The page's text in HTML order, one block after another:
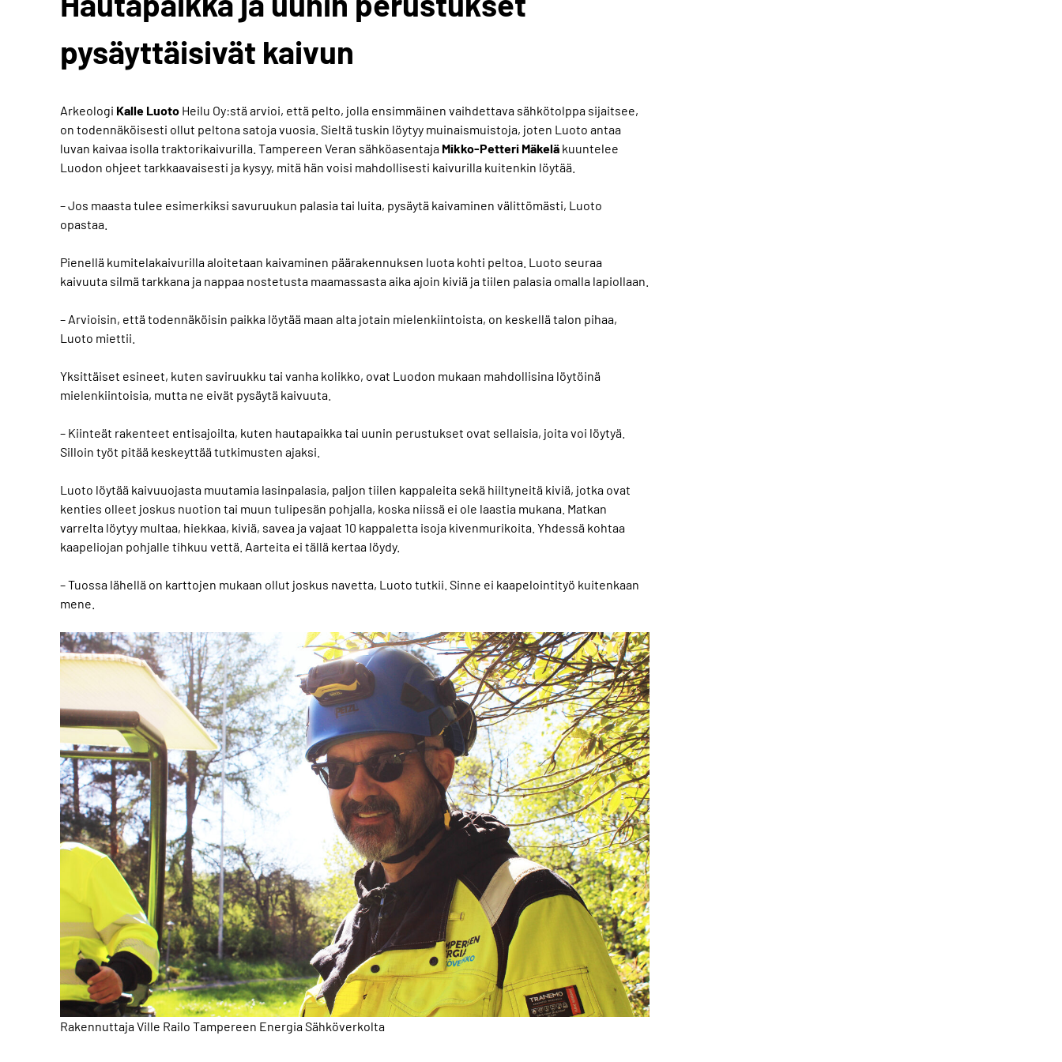
pysäyttäisivät kaivun
Arkeologi Kalle Luoto Heilu Oy:stä arvioi, että pelto, jolla ensimmäinen vaihdettava sähkötolppa sijaitsee,
on todennäköisesti ollut peltona satoja vuosia. Sieltä tuskin löytyy muinaismuistoja, joten Luoto antaa
luvan kaivaa isolla traktorikaivurilla. Tampereen Veran sähköasentaja Mikko-Petteri Mäkelä kuuntelee
Luodon ohjeet tarkkaavaisesti ja kysyy, mitä hän voisi mahdollisesti kaivurilla kuitenkin löytää.
– Jos maasta tulee esimerkiksi savuruukun palasia tai luita, pysäytä kaivaminen välittömästi, Luoto
opastaa.
Pienellä kumitelakaivurilla aloitetaan kaivaminen päärakennuksen luota kohti peltoa. Luoto seuraa
kaivuuta silmä tarkkana ja nappaa nostetusta maamassasta aika ajoin kiviä ja tiilen palasia omalla lapiollaan.
– Arvioisin, että todennäköisin paikka löytää maan alta jotain mielenkiintoista, on keskellä talon pihaa,
Luoto miettii.
Yksittäiset esineet, kuten saviruukku tai vanha kolikko, ovat Luodon mukaan mahdollisina löytöinä
mielenkiintoisia, mutta ne eivät pysäytä kaivuuta.
– Kiinteät rakenteet entisajoilta, kuten hautapaikka tai uunin perustukset ovat sellaisia, joita voi löytyä.
Silloin työt pitää keskeyttää tutkimusten ajaksi.
Luoto löytää kaivuuojasta muutamia lasinpalasia, paljon tiilen kappaleita sekä hiiltyneitä kiviä, jotka ovat
kenties olleet joskus nuotion tai muun tulipesän pohjalla, koska niissä ei ole laastia mukana. Matkan
varrelta löytyy multaa, hiekkaa, kiviä, savea ja vajaat 10 kappaletta isoja kivenmurikoita. Yhdessä kohtaa
kaapeliojan pohjalle tihkuu vettä. Aarteita ei tällä kertaa löydy.
– Tuossa lähellä on karttojen mukaan ollut joskus navetta, Luoto tutkii. Sinne ei kaapelointityö kuitenkaan
mene.
Rakennuttaja Ville Railo Tampereen Energia Sähköverkolta